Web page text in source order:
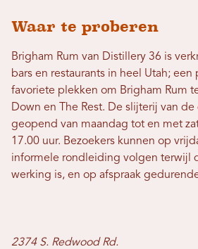
Waar te proberen
Brigham Rum van Distillery 36 is
bars en restaurants in heel Utah; een
favoriete plekken om Brigham Rum
Down en The Rest. De slijterij van
geopend van maandag tot en met
17.00 uur. Bezoekers kunnen op
informele rondleiding volgen terwijl
werking is, en op afspraak
2374 S. Redwood Rd.